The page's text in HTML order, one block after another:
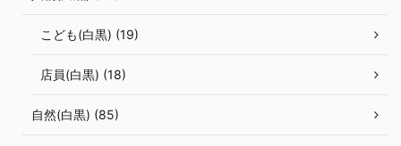
こども(白黒) (19)
店員(白黒) (18)
自然(白黒) (85)